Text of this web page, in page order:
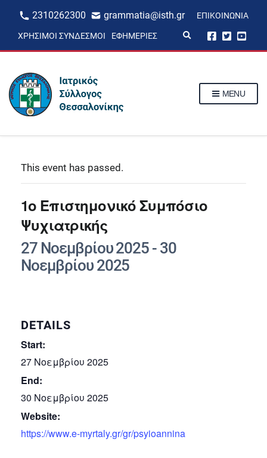
2310262300 grammatia@isth.gr ΕΠΙΚΟΙΝΩΝΊΑ
ΧΡΉΣΙΜΟΙ ΣΎΝΔΕΣΜΟΙ ΕΦΗΜΕΡΊΕΣ
p
MENU
This event has passed.
1ο Επιστημονικό Συμπόσιο
Ψυχιατρικής
27 Νοεμβρίου 2025 - 30
Νοεμβρίου 2025
DETAILS
Start:
27 Νοεμβρίου 2025
End:
30 Νοεμβρίου 2025
Website:
https://www.e-myrtaly.gr/gr/psyioannina